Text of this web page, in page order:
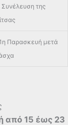
Συνέλευση της
Παρασκευή μετά
από 15 έως 23